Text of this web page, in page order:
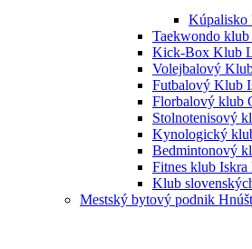
Kúpalisko
Taekwondo
Kick-Box Klub
Volejbalový
Futbalový Klub
Florbalový klub
Stolnotenisový
Kynologický
Bedmintonový
Fitnes klub Iskra
Klub
Mestský bytový podnik